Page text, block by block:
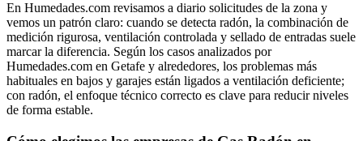
En Humedades.com revisamos a diario solicitudes de la zona y
vemos un patrón claro: cuando se detecta radón, la combinación de
medición rigurosa, ventilación controlada y sellado de entradas suele
marcar la diferencia. Según los casos analizados por
Humedades.com en Getafe y alrededores, los problemas más
habituales en bajos y garajes están ligados a ventilación deficiente;
con radón, el enfoque técnico correcto es clave para reducir niveles
de forma estable.